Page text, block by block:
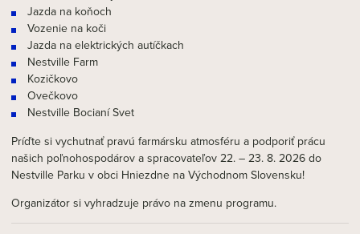
Jazda na koňoch
Vozenie na koči
Jazda na elektrických autíčkach
Nestville Farm
Kozičkovo
Ovečkovo
Nestville Bocianí Svet
Príďte si vychutnať pravú farmársku atmosféru a podporiť prácu
našich poľnohospodárov a spracovateľov 22. – 23. 8. 2026 do
Nestville Parku v obci Hniezdne na Východnom Slovensku!
Organizátor si vyhradzuje právo na zmenu programu.